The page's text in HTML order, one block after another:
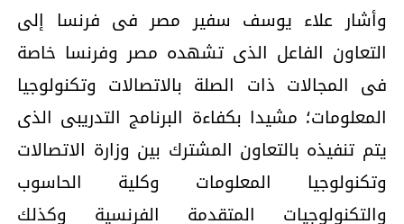
وأشار علاء يوسف سفير مصر فى فرنسا إلى
التعاون الفاعل الذى تشهده مصر وفرنسا خاصة
فى المجالات ذات الصلة بالاتصالات وتكنولوجيا
المعلومات؛ مشيدا بكفاءة البرنامج التدريبى الذى
يتم تنفيذه بالتعاون المشترك بين وزارة الاتصالات
وتكنولوجيا المعلومات وكلية الحاسوب
والتكنولوجيات المتقدمة الفرنسية وكذلك